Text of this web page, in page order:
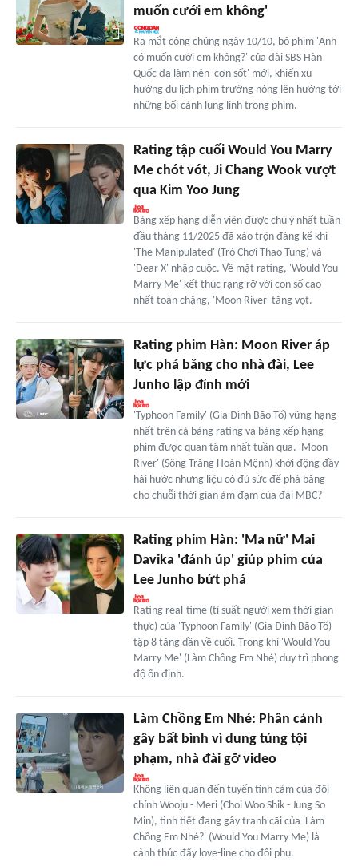
muốn cưới em không'
Ra mắt công chúng ngày 10/10, bộ phim 'Anh
có muốn cưới em không?' của đài SBS Hàn
Quốc đã làm nên 'cơn sốt' mới, khiến xu
hướng du lịch phim trường nóng lên hướng tới
những bối cảnh lung linh trong phim.
Rating tập cuối Would You Marry
Me chót vót, Ji Chang Wook vượt
qua Kim Yoo Jung
Bảng xếp hạng diễn viên được chú ý nhất tuần
đầu tháng 11/2025 đã xáo trộn đáng kể khi
'The Manipulated' (Trò Chơi Thao Túng) và
'Dear X' nhập cuộc. Về mặt rating, 'Would You
Marry Me' kết thúc rạng rỡ với con số cao
nhất toàn chặng, 'Moon River' tăng vọt.
Rating phim Hàn: Moon River áp
lực phá băng cho nhà đài, Lee
Junho lập đỉnh mới
'Typhoon Family' (Gia Đình Bão Tố) vững hạng
nhất trên cả bảng rating và bảng xếp hạng
phim được quan tâm nhất tuần qua. 'Moon
River' (Sông Trăng Hoán Mệnh) khởi động đầy
hài hước nhưng liệu có đủ sức để phá băng
cho chuỗi thời gian ảm đạm của đài MBC?
Rating phim Hàn: 'Ma nữ' Mai
Davika 'đánh úp' giúp phim của
Lee Junho bứt phá
Rating real-time (tỉ suất người xem thời gian
thực) của 'Typhoon Family' (Gia Đình Bão Tố)
tập 8 tăng dần về cuối. Trong khi 'Would You
Marry Me' (Làm Chồng Em Nhé) duy trì phong
độ ổn định.
Làm Chồng Em Nhé: Phân cảnh
gây bất bình vì dung túng tội
phạm, nhà đài gỡ video
Không liên quan đến tuyến tình cảm của đôi
chính Wooju - Meri (Choi Woo Shik - Jung So
Min), tình tiết đang gây tranh cãi của 'Làm
Chồng Em Nhé?' (Would You Marry Me) là
cảnh thúc đẩy love-line cho đôi phụ.